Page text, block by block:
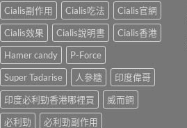
Cialis副作用
Cialis吃法
Cialis官網
Cialis效果
Cialis說明書
Cialis香港
Hamer candy
P-Force
Super Tadarise
人參糖
印度偉哥
印度必利勁香港哪裡買
威而鋼
必利勁
必利勁副作用